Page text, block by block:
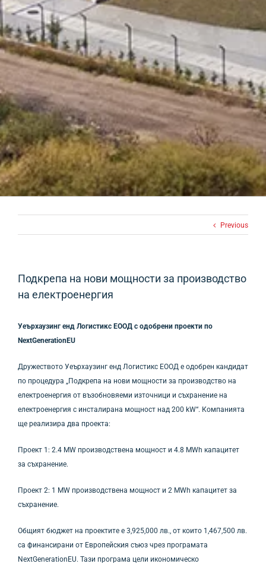
Previous
Подкрепа на нови мощности за производство
на електроенергия
Уеърхаузинг енд Логистикс ЕООД с одобрени проекти по
NextGenerationEU
Дружеството Уеърхаузинг енд Логистикс ЕООД е одобрен кандидат
по процедура „Подкрепа на нови мощности за производство на
електроенергия от възобновяеми източници и съхранение на
електроенергия с инсталирана мощност над 200 kW“. Компанията
ще реализира два проекта:
Проект 1: 2.4 MW производствена мощност и 4.8 MWh капацитет
за съхранение.
Проект 2: 1 MW производствена мощност и 2 MWh капацитет за
съхранение.
Общият бюджет на проектите е 3,925,000 лв., от които 1,467,500 лв.
са финансирани от Европейския съюз чрез програмата
NextGenerationEU. Тази програма цели икономическо